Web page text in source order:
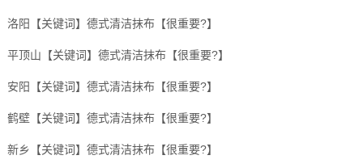
洛阳【关键词】德式清洁抹布【很重要?】
平顶山【关键词】德式清洁抹布【很重要?】
安阳【关键词】德式清洁抹布【很重要?】
鹤壁【关键词】德式清洁抹布【很重要?】
新乡【关键词】德式清洁抹布【很重要?】